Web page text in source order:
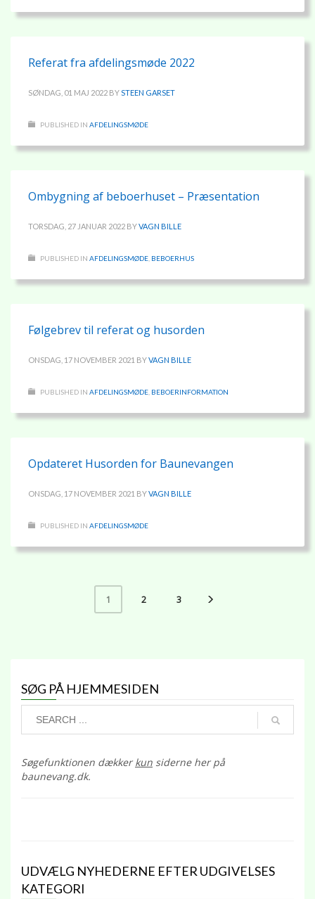
Referat fra afdelingsmøde 2022
SØNDAG, 01 MAJ 2022 BYSTEEN GARSET
PUBLISHED IN AFDELINGSMØDE
Ombygning af beboerhuset – Præsentation
TORSDAG, 27 JANUAR 2022 BYVAGN BILLE
PUBLISHED IN AFDELINGSMØDE BEBOERHUS
Følgebrev til referat og husorden
ONSDAG, 17 NOVEMBER 2021 BYVAGN BILLE
PUBLISHED IN AFDELINGSMØDE BEBOERINFORMATION
Opdateret Husorden for Baunevangen
ONSDAG, 17 NOVEMBER 2021 BYVAGN BILLE
PUBLISHED IN AFDELINGSMØDE
1 2 3
SØG PÅ HJEMMESIDEN
Søgefunktionen dækkerkun siderne her på
baunevang.dk.
UDVÆLG NYHEDERNE EFTER UDGIVELSES
KATEGORI